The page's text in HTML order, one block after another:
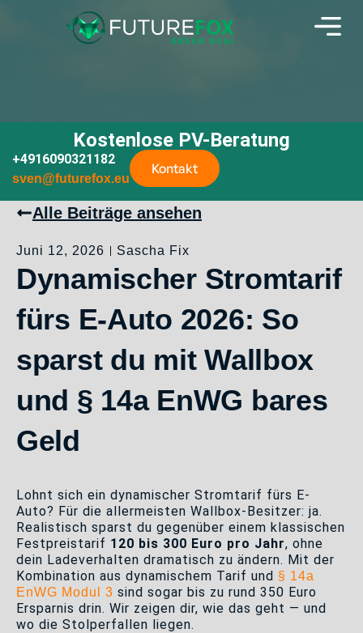
Alle Beiträge ansehen
Juni 12, 2026 Sascha Fix
Dynamischer Stromtarif
fürs E-Auto 2026: So
sparst du mit Wallbox
und § 14a EnWG bares
Geld
Lohnt sich ein dynamischer Stromtarif fürs E-
Auto? Für die allermeisten Wallbox-Besitzer: ja.
Realistisch sparst du gegenüber einem klassischen
Festpreistarif 120 bis 300 Euro pro Jahr, ohne
dein Ladeverhalten dramatisch zu ändern. Mit der
Kombination aus dynamischem Tarif und § 14a
EnWG Modul 3 sind sogar bis zu rund 350 Euro
Ersparnis drin. Wir zeigen dir, wie das geht — und
wo die Stolperfallen liegen.
Kostenlose PV-Beratung
+4916090321182
sven@futurefox.eu
Kontakt